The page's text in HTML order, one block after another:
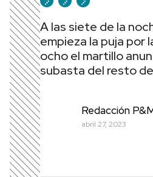
A las siete de la
empieza la puja por
ocho el martillo
subasta del resto
Redacción
abril 27, 2023